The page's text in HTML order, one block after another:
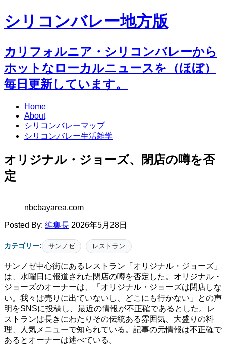
シリコンバレー地方版
カリフォルニア・シリコンバレーから
ホットなローカルニュースを（ほぼ）
毎日更新しています。
Home
About
シリコンバレーマップ
シリコンバレー生活雑学
オリジナル・ジョーズ、閉店の噂を否
定
nbcbayarea.com
Posted By: 編集長 2026年5月28日
カテゴリー: サンノゼ レストラン
サンノゼ中心街にあるレストラン「オリジナル・ジョーズ」
は、水曜日に報道された閉店の噂を否定した。オリジナル・
ジョーズのオーナーは、「オリジナル・ジョーズは閉店しな
い。我々は売りに出ていないし、どこにも行かない」との声
明をSNSに投稿し、最近の情報が不正確であるとした。レ
ストランは長きにわたりその伝統ある雰囲気、大盛りの料
理、人気メニューで知られている。記事の元情報は不正確で
あるとオーナーは述べている。